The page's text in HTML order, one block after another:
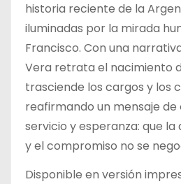
historia reciente de la
iluminadas por la mirada
Francisco. Con una
Vera retrata el nacimiento
trasciende los cargos y los
reafirmando un mensaje
servicio y esperanza: que la
y el compromiso no se
Disponible en versión